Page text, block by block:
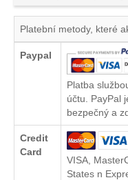
Platební metody, které
Paypal
Platba
účtu. PayPal
bezpečný a
Credit
Card
VISA,
States n